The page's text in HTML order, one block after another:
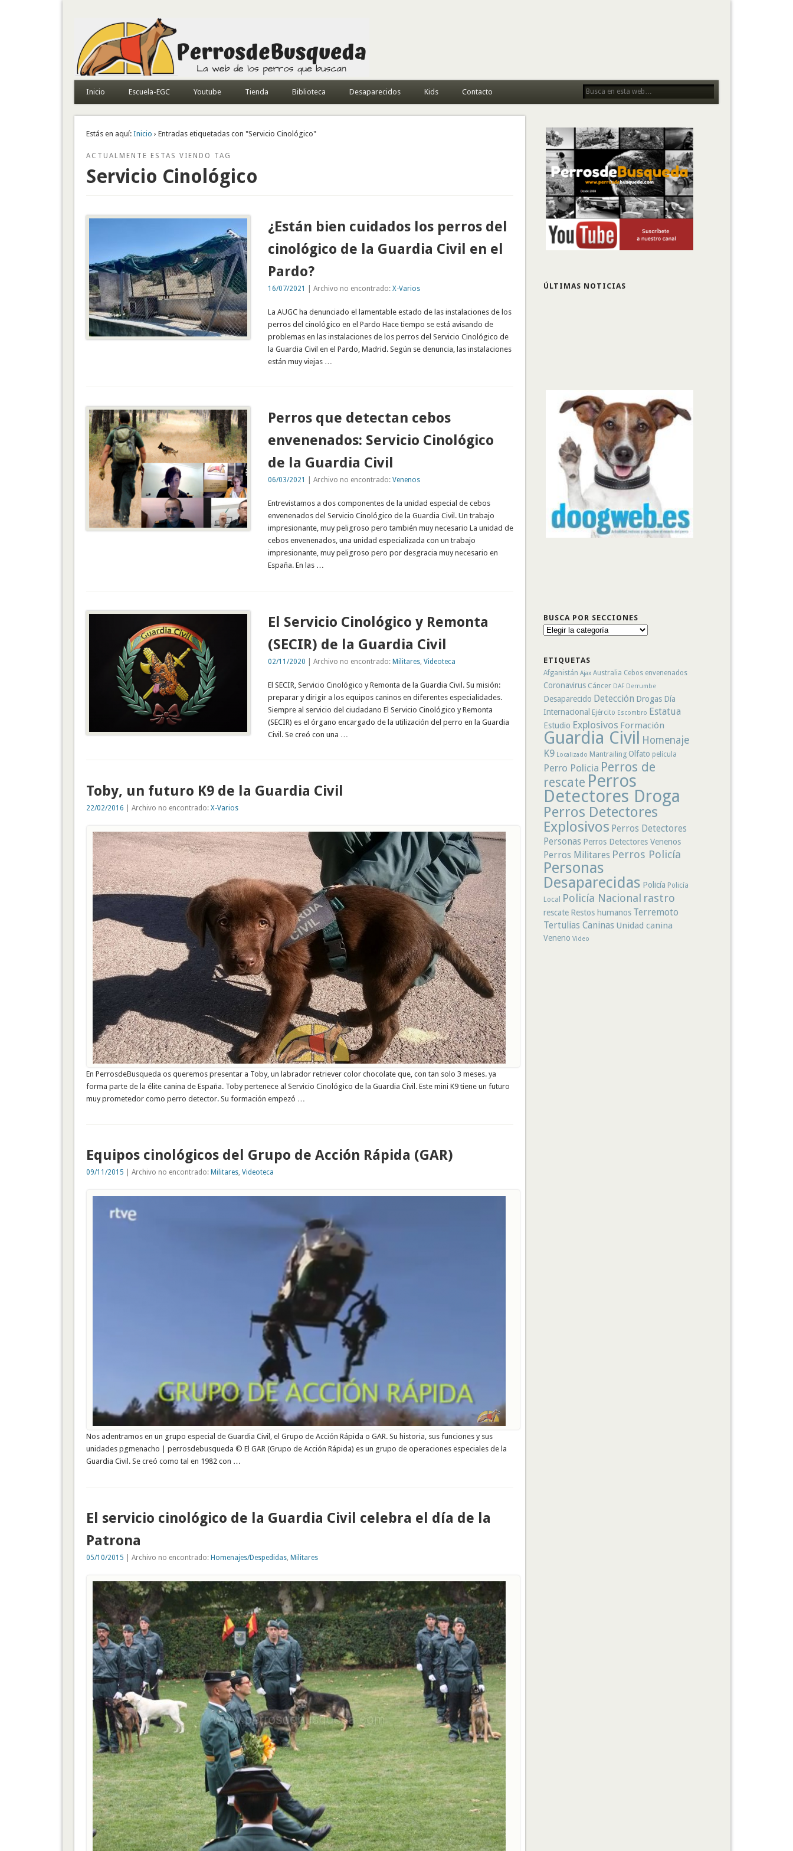
Todo sobre perros de búsqueda y detectores
Inicio Escuela-EGC Youtube Tienda Biblioteca Desaparecidos Kids Contacto
Estás en aquí: Inicio › Entradas etiquetadas con "Servicio Cinológico"
ACTUALMENTE ESTAS VIENDO TAG
Servicio Cinológico
¿Están bien cuidados los perros del
cinológico de la Guardia Civil en el
Pardo?
16/07/2021 | Archivo no encontrado:X-Varios
La AUGC ha denunciado el lamentable estado de las instalaciones de los
perros del cinológico en el Pardo Hace tiempo se está avisando de
problemas en las instalaciones de los perros del Servicio Cinológico de
la Guardia Civil en el Pardo, Madrid. Según se denuncia, las instalaciones
están muy viejas …
Perros que detectan cebos
envenenados: Servicio Cinológico
de la Guardia Civil
06/03/2021 | Archivo no encontrado:Venenos
Entrevistamos a dos componentes de la unidad especial de cebos
envenenados del Servicio Cinológico de la Guardia Civil. Un trabajo
impresionante, muy peligroso pero también muy necesario La unidad de
cebos envenenados, una unidad especializada con un trabajo
impresionante, muy peligroso pero por desgracia muy necesario en
España. En las …
El Servicio Cinológico y Remonta
(SECIR) de la Guardia Civil
02/11/2020 | Archivo no encontrado:Militares ,Videoteca
El SECIR, Servicio Cinológico y Remonta de la Guardia Civil. Su misión:
preparar y dirigir a los equipos caninos en diferentes especialidades.
Siempre al servicio del ciudadano El Servicio Cinológico y Remonta
(SECIR) es el órgano encargado de la utilización del perro en la Guardia
Civil. Se creó con una …
Toby, un futuro K9 de la Guardia Civil
22/02/2016 | Archivo no encontrado: X-Varios
En PerrosdeBusqueda os queremos presentar a Toby, un labrador retriever color chocolate que, con tan solo 3 meses. ya
forma parte de la élite canina de España. Toby pertenece al Servicio Cinológico de la Guardia Civil. Este mini K9 tiene un futuro
muy prometedor como perro detector. Su formación empezó …
Equipos cinológicos del Grupo de Acción Rápida (GAR)
09/11/2015 | Archivo no encontrado: Militares, Videoteca
Nos adentramos en un grupo especial de Guardia Civil, el Grupo de Acción Rápida o GAR. Su historia, sus funciones y sus
unidades pgmenacho | perrosdebusqueda © El GAR (Grupo de Acción Rápida) es un grupo de operaciones especiales de la
Guardia Civil. Se creó como tal en 1982 con …
El servicio cinológico de la Guardia Civil celebra el día de la
Patrona
05/10/2015 | Archivo no encontrado: Homenajes/Despedidas, Militares
ÚLTIMAS NOTICIAS
BUSCA POR SECCIONES
Busca
ETIQUETAS
Afganistán Ajax Australia Cebos envenenados
Coronavirus Cáncer DAF Derrumbe
Desaparecido Detección Drogas Día
Internacional
Ejército Escombro Estatua
Estudio Explosivos Formación
Guardia Civil
Homenaje
K9 Localizado Mantrailing Olfato película
Perro Policia Perros de
rescate Perros
Detectores Droga
Perros Detectores
Explosivos Perros Detectores
Personas Perros Detectores Venenos
Perros Militares Perros Policía
Personas
Desaparecidas Policía Policía
Local
Policía Nacional rastro
rescate Restos humanos Terremoto
Tertulias Caninas Unidad canina
Veneno Video